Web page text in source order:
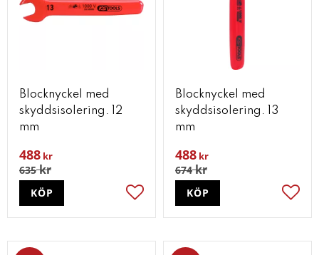
Blocknyckel med
skyddsisolering. 12
mm
488 kr
635kr
Lägg till i favoriter
KÖP
Blocknyckel med
skyddsisolering. 13
mm
488 kr
674kr
KÖP